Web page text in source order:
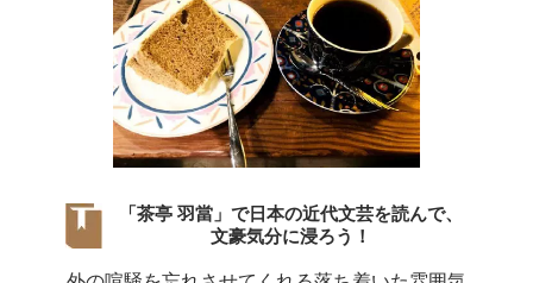
「茶亭 羽當」で日本の近代文芸を読んで、
文豪気分に浸ろう！